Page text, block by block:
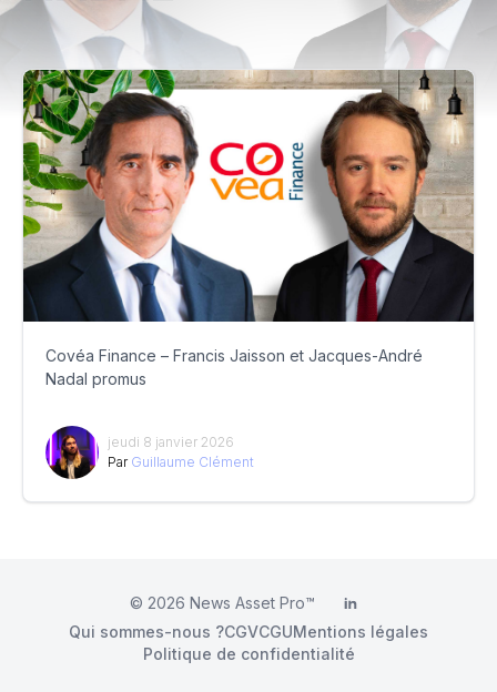
Covéa Finance – Francis Jaisson et Jacques-André
Nadal promus
jeudi 8 janvier 2026
Par Guillaume Clément
© 2026 News Asset Pro™ LinkedIn
Qui sommes-nous ?CGVCGUMentions légales
Politique de confidentialité